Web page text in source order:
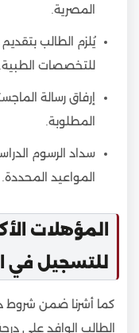
المصرية.
يُلزم الطالب
للتخصصات الطبية.
المطلوبة.
سداد الرسوم
المواعيد المحددة.
المؤهلات
للتسجيل في
كما أشرنا ضمن شروط
الطالب الوافد على